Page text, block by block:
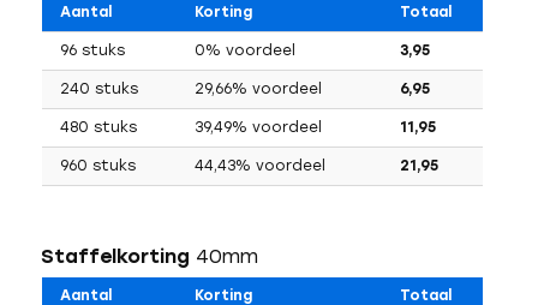
Aantal Korting Totaal
96 stuks 0% voordeel 3,95
240 stuks 29,66% voordeel 6,95
480 stuks 39,49% voordeel 11,95
960 stuks 44,43% voordeel 21,95
Staffelkorting 40mm
Aantal Korting Totaal